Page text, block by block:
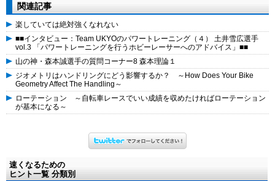
関連記事
楽していては絶対強くなれない
■■インタビュー：Team UKYOのパワートレーニング（４） 土井雪広選手
vol.3 「パワートレーニングを行うホビーレーサーへのアドバイス」■■
山の神・森本誠選手の質問コーナー8 森本理論１
ジオメトリはハンドリングにどう影響するか？ ～How Does Your Bike
Geometry Affect The Handling～
ローテーション ～自転車レースでいい成績を収めたければローテーション
が基本になる～
速くなるための
ヒント一覧 分類別